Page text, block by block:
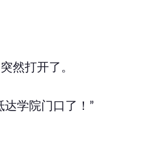
然打开了。
达学院门口了！”